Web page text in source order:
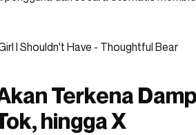
Terkena
hingga X